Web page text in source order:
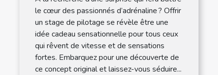
le cœur des passionnés d’adrénaline ? Offrir
un stage de pilotage se révèle être une
idée cadeau sensationnelle pour tous ceux
qui rêvent de vitesse et de sensations
fortes. Embarquez pour une découverte de
ce concept original et laissez-vous séduire...